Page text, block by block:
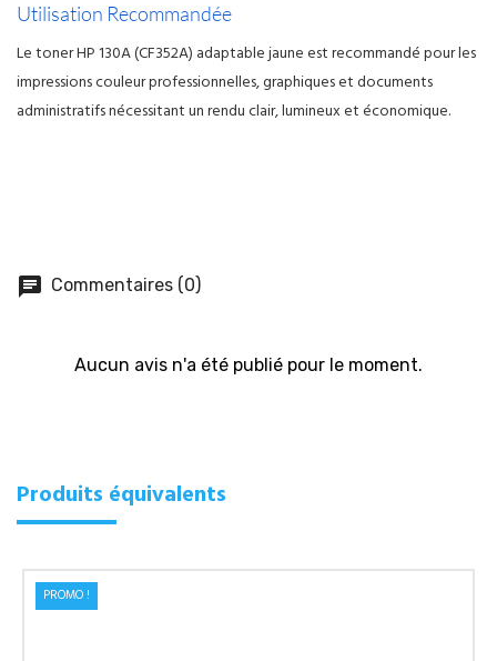
Utilisation Recommandée
Le toner HP 130A (CF352A) adaptable jaune est recommandé pour les
impressions couleur professionnelles, graphiques et documents
administratifs nécessitant un rendu clair, lumineux et économique.
chat Commentaires (0)
Aucun avis n'a été publié pour le moment.
Produits équivalents
PROMO !